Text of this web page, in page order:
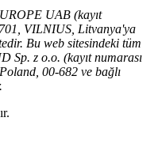
UAB (kayıt
VILNIUS, Litvanya'ya
Bu web sitesindeki tüm
Sp. z o.o. (kayıt numarası
00-682 ve bağlı